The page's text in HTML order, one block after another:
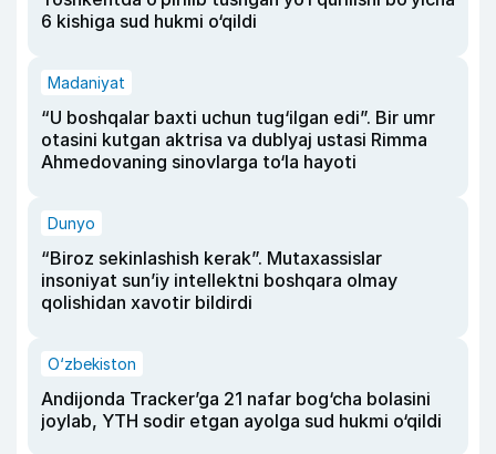
6 kishiga sud hukmi o‘qildi
Madaniyat
“U boshqalar baxti uchun tug‘ilgan edi”. Bir umr
otasini kutgan aktrisa va dublyaj ustasi Rimma
Ahmedovaning sinovlarga to‘la hayoti
Dunyo
“Biroz sekinlashish kerak”. Mutaxassislar
insoniyat sun’iy intellektni boshqara olmay
qolishidan xavotir bildirdi
O‘zbekiston
Andijonda Tracker’ga 21 nafar bog‘cha bolasini
joylab, YTH sodir etgan ayolga sud hukmi o‘qildi